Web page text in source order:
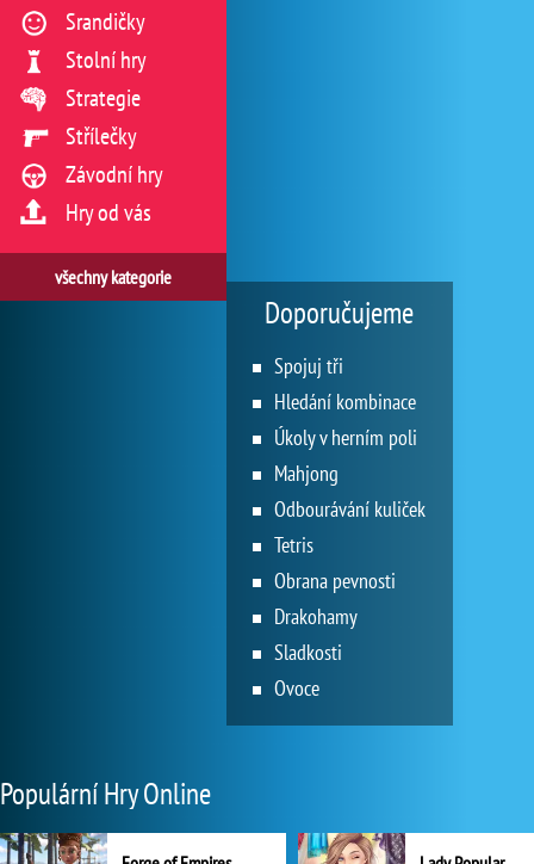
Srandičky
Stolní hry
Strategie
Střílečky
Závodní hry
Hry od vás
všechny kategorie
Doporučujeme
Spojuj tři
Hledání kombinace
Úkoly v herním poli
Mahjong
Odbourávání kuliček
Tetris
Obrana pevnosti
Drakohamy
Sladkosti
Ovoce
Populární Hry Online